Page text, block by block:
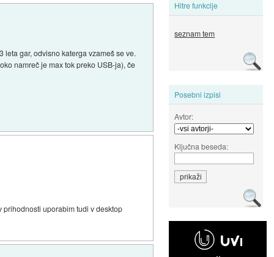
Hitre funkcije
seznam tem
Posebni izpisi
Avtor:
Ključna beseda:
leta gar, odvisno katerga vzameš se ve.
namreč je max tok preko USB-ja), če
prihodnosti uporabim tudi v desktop